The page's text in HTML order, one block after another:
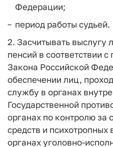
Федерации;
период работы судьей.
2. Засчитывать выслугу
пенсий в соответствии с
Закона Российской
обеспечении лиц,
службу в органах
Государственной
органах по контролю за
средств и
органах уголовно-